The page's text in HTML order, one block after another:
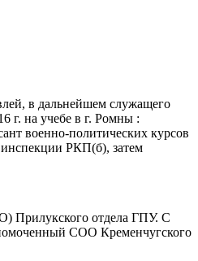
в дальнейшем служащего
г. на учебе в г. Ромны :
военно-политических курсов
инспекции РКП(б), затем
Прилукского отдела ГПУ. С
СОО Кременчугского